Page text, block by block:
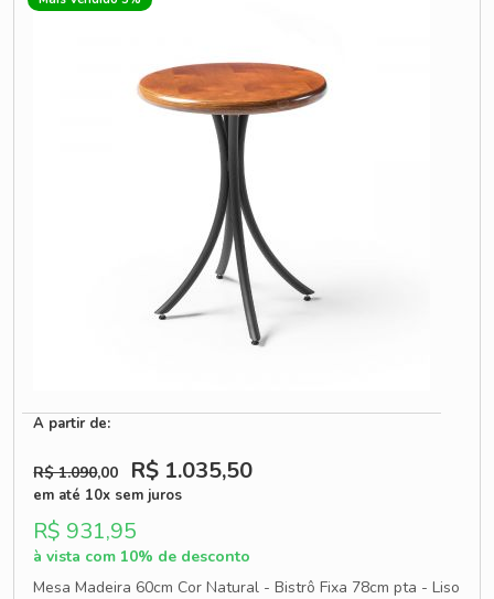
A partir de:
R$ 1.090,00 R$ 1.035,50
em até 10x sem juros
R$ 931,95
à vista com 10% de desconto
Mesa Madeira 60cm Cor Natural - Bistrô Fixa 78cm pta - Liso